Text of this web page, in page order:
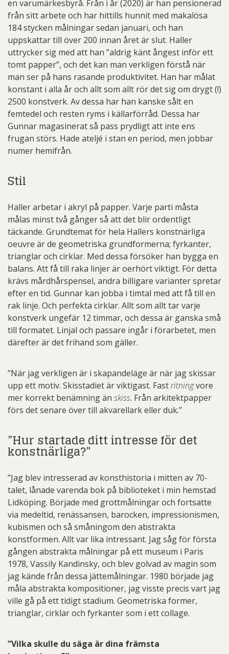
en varumärkesbyrå. Från i år (2020) är han pensionerad
från sitt arbete och har hittills hunnit med makalösa
184 stycken målningar sedan januari, och han
uppskattar till över 200 innan året är slut. Haller
uttrycker sig med att han ”aldrig känt ångest inför ett
tomt papper”, och det kan man verkligen förstå när
man ser på hans rasande produktivitet. Han har målat
konstant i alla år och allt som allt rör det sig om drygt (!)
2500 konstverk. Av dessa har han kanske sålt en
femtedel och resten ryms i källarförråd. Dessa har
Gunnar magasinerat så pass prydligt att inte ens
frugan störs. Hade ateljé i stan en period, men jobbar
numer hemifrån.
Stil
Haller arbetar i akryl på papper. Varje parti måsta
målas minst två gånger så att det blir ordentligt
täckande. Grundtemat för hela Hallers konstnärliga
oeuvre är de geometriska grundformerna; fyrkanter,
trianglar och cirklar. Med dessa försöker han bygga en
balans. Att få till raka linjer är oerhört viktigt. För detta
krävs mårdhårspensel, andra billigare varianter spretar
efter en tid. Gunnar kan jobba i timtal med att få till en
rak linje. Och perfekta cirklar. Allt som allt tar varje
konstverk ungefär 12 timmar, och dessa är ganska små
till formatet. Linjal och passare ingår i förarbetet, men
därefter är det frihand som gäller.
”När jag verkligen är i skapandeläge är när jag skissar
upp ett motiv. Skisstadiet är viktigast. Fastritningvore
mer korrekt benämning än skiss. Från arkitektpapper
förs det senare över till akvarellark eller duk.”
”Hur startade ditt intresse för det
konstnärliga?”
”Jag blev intresserad av konsthistoria i mitten av 70-
talet, lånade varenda bok på biblioteket i min hemstad
Lidköping. Började med grottmålningar och fortsatte
via medeltid, renässansen, barocken, impressionismen,
kubismen och så småningom den abstrakta
konstformen. Allt var lika intressant. Jag såg för första
gången abstrakta målningar på ett museum i Paris
1978, Vassily Kandinsky, och blev golvad av magin som
jag kände från dessa jättemålningar. 1980 började jag
måla abstrakta kompositioner, jag visste precis vart jag
ville gå på ett tidigt stadium. Geometriska former,
trianglar, cirklar och fyrkanter som i ett collage.
”Vilka skulle du säga är dina främsta